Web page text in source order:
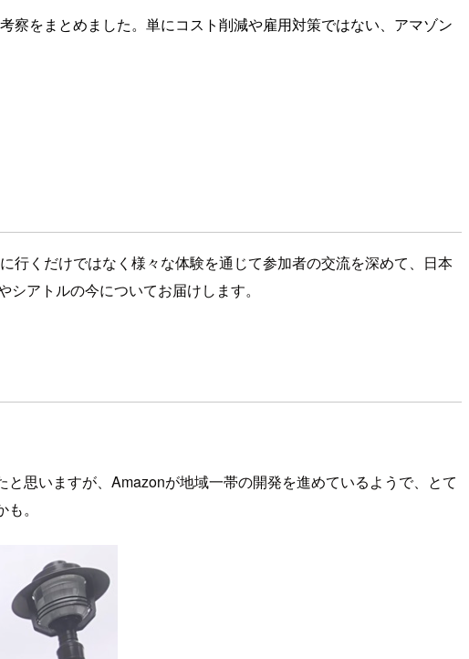
察をまとめました。単にコスト削減や雇用対策ではない、アマゾン
行くだけではなく様々な体験を通じて参加者の交流を深めて、日本
アトルの今についてお届けします。
思いますが、Amazonが地域一帯の開発を進めているようで、とて
。